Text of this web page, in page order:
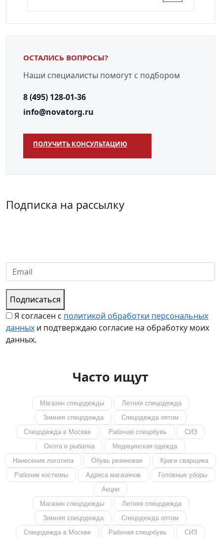
ОСТАЛИСЬ ВОПРОСЫ?
Наши специалисты помогут с подбором
8 (495) 128-01-36
info@novatorg.ru
ПОЛУЧИТЬ КОНСУЛЬТАЦИЮ
Подписка на рассылку
Подписаться
Я согласен с политикой обработки персональных
данных и подтверждаю согласие на обработку моих
данных.
Часто ищут
Магазин спецодежды
Летняя спецодежда
Зимняя спецодежда
Спецодежда оптом
Спецодежда в Москве
Рабочая спецобувь
СИЗ
Охота и рыбалка
Медицинская одежда
Нанесение логотипа
Обувь резиновая
Краги сварщика
Рабочие костюмы
Адреса магазинов
Головные уборы
Акции
Магазин спецодежды
Летняя спецодежда
Зимняя спецодежда
Спецодежда оптом
Спецодежда в Москве
Рабочая спецобувь
СИЗ